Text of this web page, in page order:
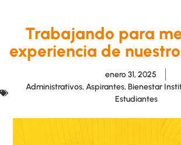
Trabajando para
experiencia de
enero 31, 2025
Administrativos,Aspirantes,Bienestar
Estudiantes